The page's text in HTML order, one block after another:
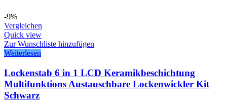
-9%
Vergleichen
Quick view
Zur Wunschliste hinzufügen
Weiterlesen
Lockenstab 6 in 1 LCD Keramikbeschichtung
Multifunktions Austauschbare Lockenwickler Kit
Schwarz